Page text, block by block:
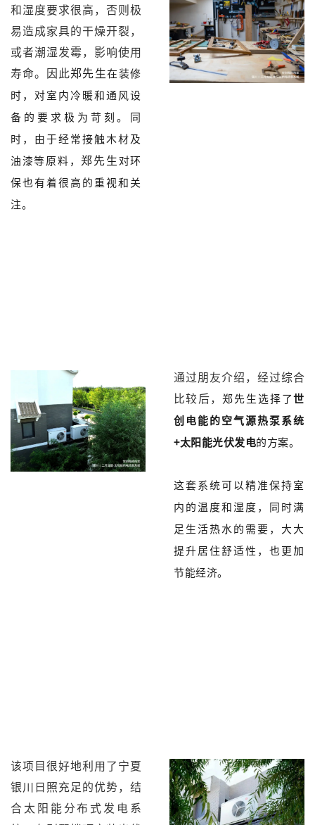
和湿度要求很高，否则极
易造成家具的干燥开裂，
或者潮湿发霉，影响使用
寿命。因此郑先生在装修
时，对室内冷暖和通风设
备的要求极为苛刻。同
时，由于经常接触木材及
油漆等原料，郑先生 对环
保也有着很高的重视和关
注。
通过朋友介绍，经过综合
比较后，郑 先生 选择了世
创电能的空气源热泵系统
+太阳能光伏发电的方案。
这套系统可以精准保持室
内的温度和湿度，同时满
足生活热水的需要，大大
提升居住舒适性，也更加
节能经济。
该项目很好地利用了宁夏
银川日照充足的优势，结
合太阳能分布式发电系